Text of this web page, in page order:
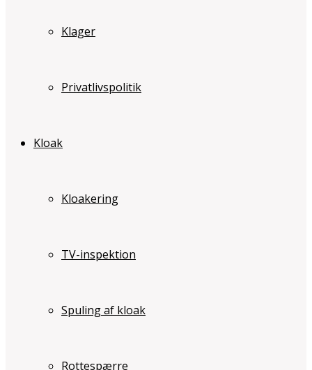
Klager
Privatlivspolitik
Kloak
Kloakering
TV-inspektion
Spuling af kloak
Rottespærre